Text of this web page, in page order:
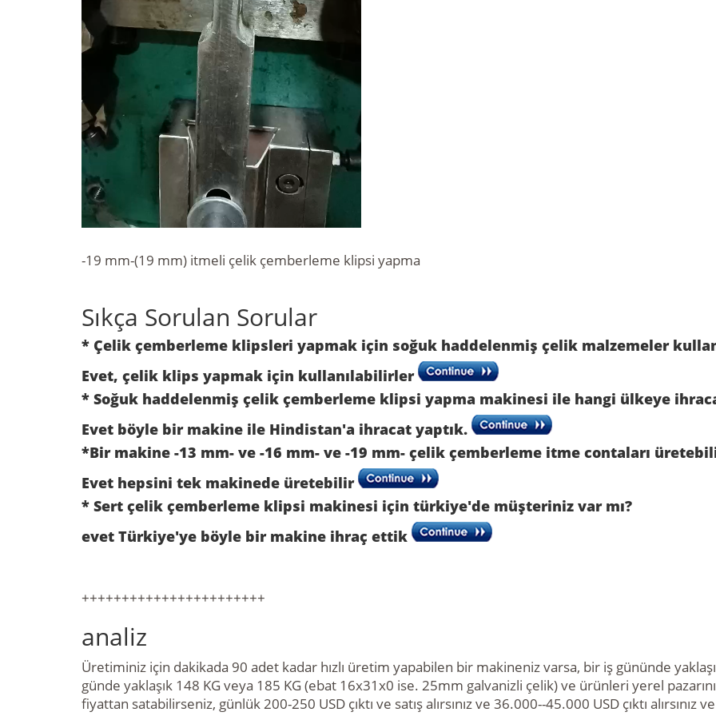
-19 mm-(19 mm) itmeli çelik çemberleme klipsi yapma
Sıkça Sorulan Sorular
* Çelik çemberleme klipsleri yapmak için soğuk haddelenmiş çelik malzemeler
Evet, çelik klips yapmak için kullanılabilirler
* Soğuk haddelenmiş çelik çemberleme klipsi yapma makinesi ile hangi ülkeye
Evet böyle bir makine ile Hindistan'a ihracat yaptık.
*Bir makine -13 mm- ve -16 mm- ve -19 mm- çelik çemberleme itme contaları
Evet hepsini tek makinede üretebilir
* Sert çelik çemberleme klipsi makinesi için türkiye'de müşteriniz var mı?
evet Türkiye'ye böyle bir makine ihraç ettik
+++++++++++++++++++++++
analiz
Üretiminiz için dakikada 90 adet kadar hızlı üretim yapabilen bir makineniz varsa, bir iş gününde
günde yaklaşık 148 KG veya 185 KG (ebat 16x31x0 ise. 25mm galvanizli çelik) ve ürünleri yerel
fiyattan satabilirseniz, günlük 200-250 USD çıktı ve satış alırsınız ve 36.000--45.000 USD çıktı alırsınız